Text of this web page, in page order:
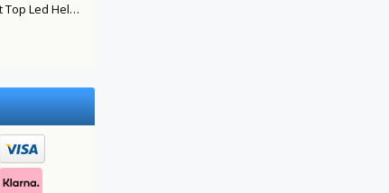
2mm Flat Top Led Helder Koud Wit